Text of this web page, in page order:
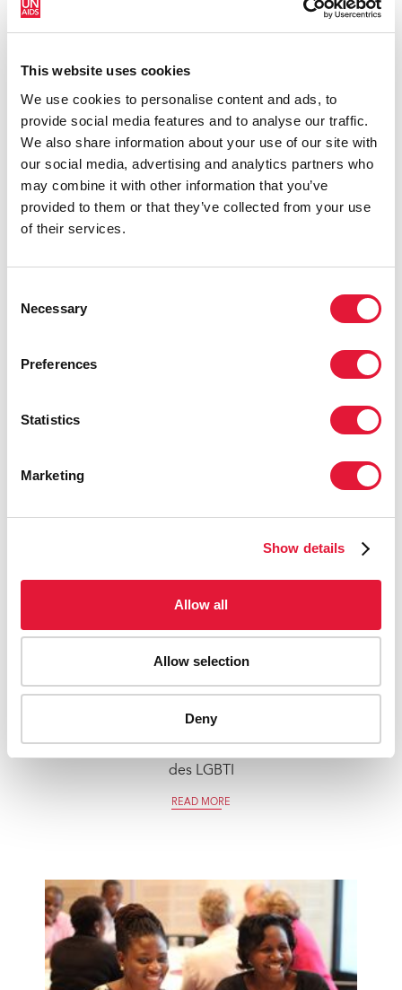
This website uses cookies
We use cookies to personalise content and ads, to
provide social media features and to analyse our traffic.
We also share information about your use of our site with
our social media, advertising and analytics partners who
may combine it with other information that you’ve
provided to them or that they’ve collected from your use
of their services.
Selection
Necessary
Preferences
Statistics
Marketing
Show details
Allow all
Allow selection
Deny
Combler l'écart dans le dépistage du VIH en
favorable à l’enregistrement d’une organisation
de la société civile pour la défense des droits
des LGBTI
READ MORE